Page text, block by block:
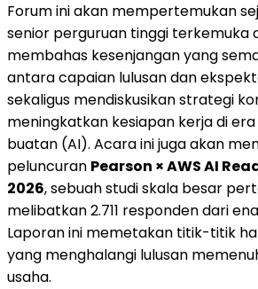
Forum ini akan mempertemukan
senior perguruan tinggi terkemuka
membahas kesenjangan yang
antara capaian lulusan dan
sekaligus mendiskusikan strategi
meningkatkan kesiapan kerja di
buatan (AI). Acara ini juga akan
peluncuran Pearson × AWS AI
2026, sebuah studi skala besar
melibatkan 2.711 responden dari
Laporan ini memetakan titik-titik
yang menghalangi lulusan
usaha.